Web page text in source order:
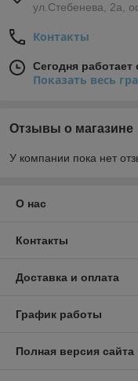
ул.Стебенева, 2а,
Контакты
Сегодня работает
Показать весь
Отзывы о магазине
У компании пока нет
О нас
Контакты
Доставка и оплата
График работы
Полная версия сайта